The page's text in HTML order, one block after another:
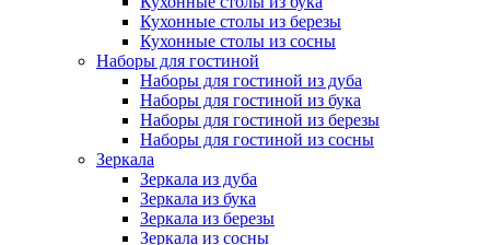
Кухонные столы из березы
Кухонные столы из сосны
Наборы для гостиной
Наборы для гостиной из дуба
Наборы для гостиной из бука
Наборы для гостиной из березы
Наборы для гостиной из сосны
Зеркала
Зеркала из дуба
Зеркала из бука
Зеркала из березы
Зеркала из сосны